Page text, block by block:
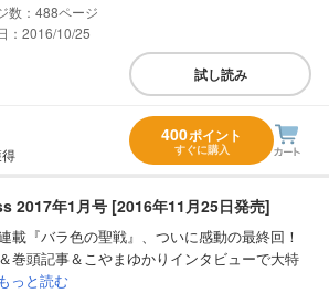
488
：2016/10/25
試し読み
400ポイント
すぐに購入
2017年1月号 [2016年11月25日発売]
載『バラ色の聖戦』、ついに感動の最終回！
巻頭記事＆こやまゆかりインタビューで大特
もっと読む